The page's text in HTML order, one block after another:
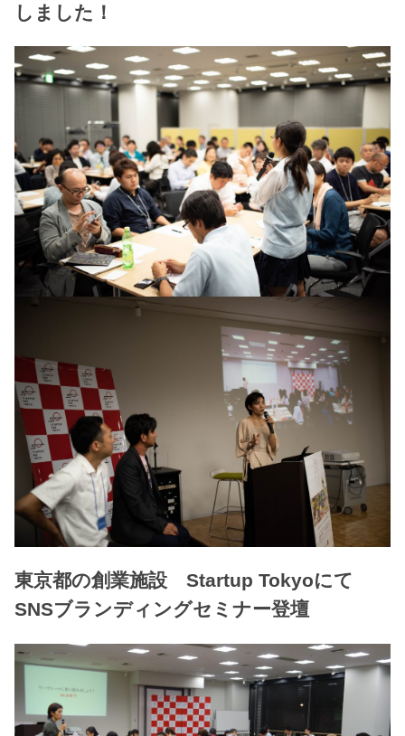
しました！
東京都の創業施設 Startup Tokyoにて
SNSブランディングセミナー登壇